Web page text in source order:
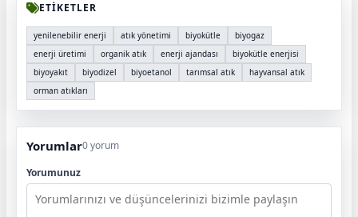
ETİKETLER
yenilenebilir enerji atık yönetimi biyokütle
biyogaz
enerji üretimi
organik atık enerji ajandası
biyokütle enerjisi
biyoyakıt
biyodizel biyoetanol tarımsal atık
hayvansal atık
orman atıkları
Yorumlar0 yorum
Yorumunuz